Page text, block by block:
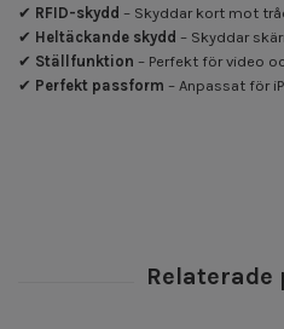
✔ RFID-skydd – Skyddar kort mot
✔ Heltäckande skydd – Skyddar
✔ Ställfunktion – Perfekt för video
✔ Perfekt passform – Anpassat för